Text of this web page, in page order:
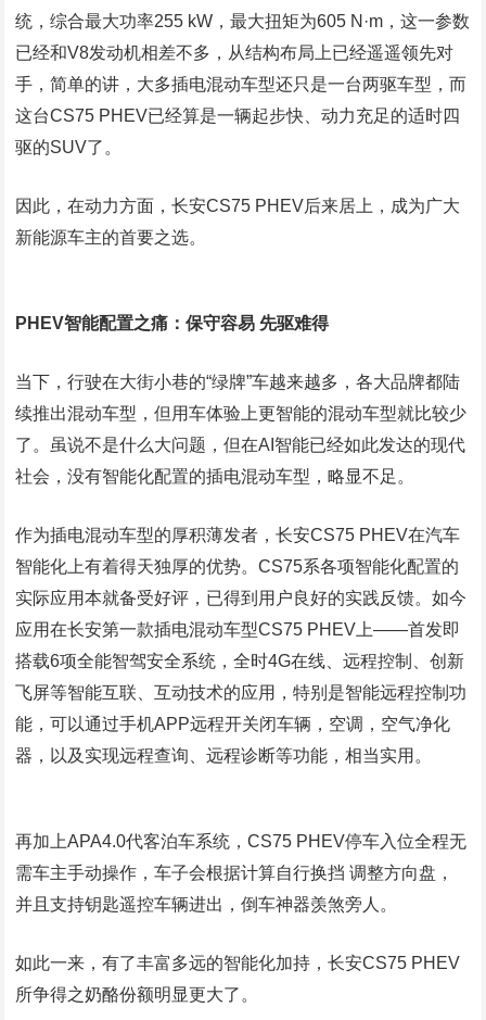
统，综合最大功率255 kW，最大扭矩为605 N·m，这一参数
已经和V8发动机相差不多，从结构布局上已经遥遥领先对
手，简单的讲，大多插电混动车型还只是一台两驱车型，而
这台CS75 PHEV已经算是一辆起步快、动力充足的适时四
驱的SUV了。
因此，在动力方面，长安CS75 PHEV后来居上，成为广大
新能源车主的首要之选。
PHEV智能配置之痛：保守容易 先驱难得
当下，行驶在大街小巷的“绿牌”车越来越多，各大品牌都陆
续推出混动车型，但用车体验上更智能的混动车型就比较少
了。虽说不是什么大问题，但在AI智能已经如此发达的现代
社会，没有智能化配置的插电混动车型，略显不足。
作为插电混动车型的厚积薄发者，长安CS75 PHEV在汽车
智能化上有着得天独厚的优势。CS75系各项智能化配置的
实际应用本就备受好评，已得到用户良好的实践反馈。如今
应用在长安第一款插电混动车型CS75 PHEV上——首发即
搭载6项全能智驾安全系统，全时4G在线、远程控制、创新
飞屏等智能互联、互动技术的应用，特别是智能远程控制功
能，可以通过手机APP远程开关闭车辆，空调，空气净化
器，以及实现远程查询、远程诊断等功能，相当实用。
再加上APA4.0代客泊车系统，CS75 PHEV停车入位全程无
需车主手动操作，车子会根据计算自行换挡 调整方向盘，
并且支持钥匙遥控车辆进出，倒车神器羡煞旁人。
如此一来，有了丰富多远的智能化加持，长安CS75 PHEV
所争得之奶酪份额明显更大了。